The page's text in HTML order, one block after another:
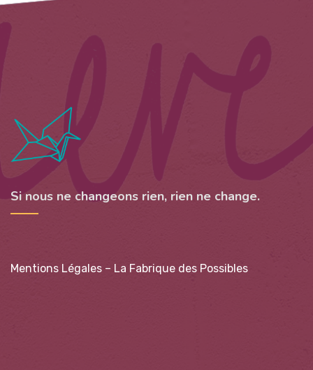
Si nous ne changeons rien, rien ne change.
Mentions Légales – La Fabrique des Possibles